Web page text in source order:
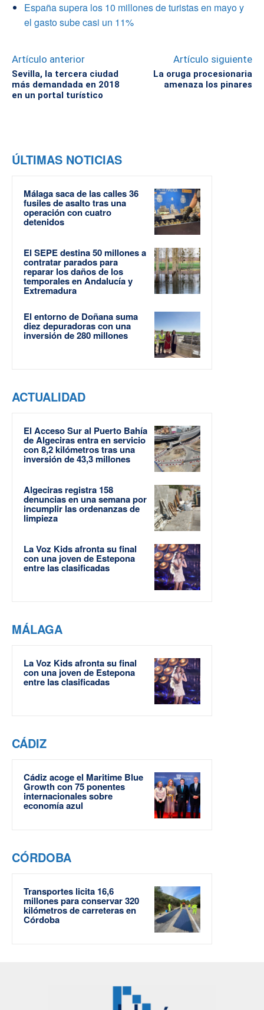
España supera los 10 millones de turistas en mayo y
el gasto sube casi un 11%
Artículo anterior
Sevilla, la tercera ciudad
más demandada en 2018
en un portal turístico
Artículo siguiente
La oruga procesionaria
amenaza los pinares
ÚLTIMAS NOTICIAS
Málaga saca de las calles 36
fusiles de asalto tras una
operación con cuatro
detenidos
El SEPE destina 50 millones a
contratar parados para
reparar los daños de los
temporales en Andalucía y
Extremadura
El entorno de Doñana suma
diez depuradoras con una
inversión de 280 millones
ACTUALIDAD
El Acceso Sur al Puerto Bahía
de Algeciras entra en servicio
con 8,2 kilómetros tras una
inversión de 43,3 millones
Algeciras registra 158
denuncias en una semana por
incumplir las ordenanzas de
limpieza
La Voz Kids afronta su final
con una joven de Estepona
entre las clasificadas
MÁLAGA
La Voz Kids afronta su final
con una joven de Estepona
entre las clasificadas
CÁDIZ
Cádiz acoge el Maritime Blue
Growth con 75 ponentes
internacionales sobre
economía azul
CÓRDOBA
Transportes licita 16,6
millones para conservar 320
kilómetros de carreteras en
Córdoba